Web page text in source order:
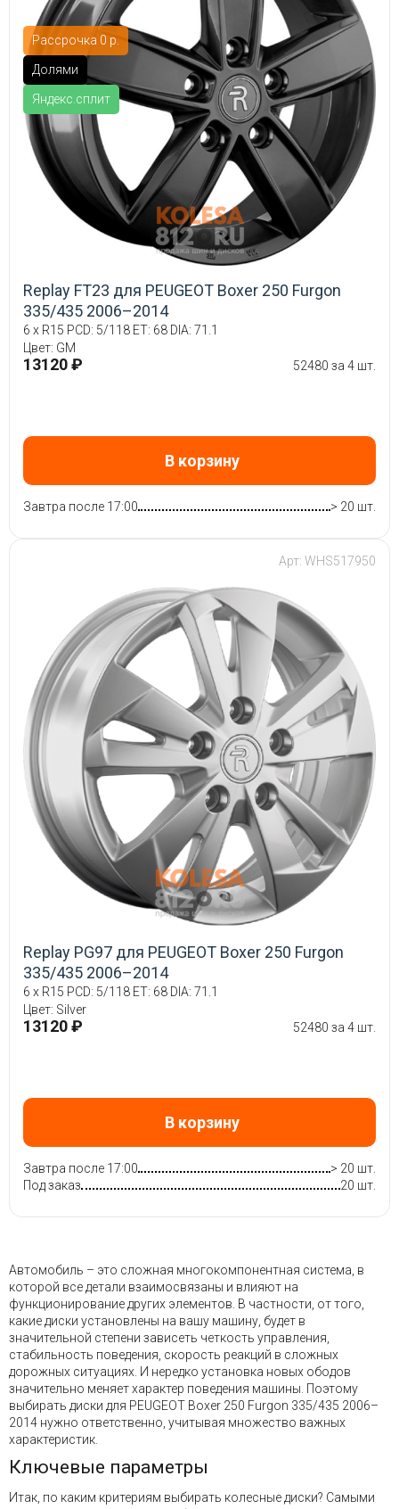
Рассрочка 0 р.
Долями
Яндекс.сплит
Replay FT23 для PEUGEOT Boxer 250 Furgon
335/435 2006–2014
6 x R15 PCD: 5/118 ET: 68 DIA: 71.1
Цвет: GM
13120 ₽ 52480 за 4 шт.
В корзину
Завтра после 17:00 > 20 шт.
Арт: WHS517950
Replay PG97 для PEUGEOT Boxer 250 Furgon
335/435 2006–2014
6 x R15 PCD: 5/118 ET: 68 DIA: 71.1
Цвет: Silver
13120 ₽ 52480 за 4 шт.
В корзину
Завтра после 17:00
> 20 шт.
Под заказ
20 шт.
Автомобиль – это сложная многокомпонентная система, в
которой все детали взаимосвязаны и влияют на
функционирование других элементов. В частности, от того,
какие диски установлены на вашу машину, будет в
значительной степени зависеть четкость управления,
стабильность поведения, скорость реакций в сложных
дорожных ситуациях. И нередко установка новых ободов
значительно меняет характер поведения машины. Поэтому
выбирать диски для PEUGEOT Boxer 250 Furgon 335/435 2006–
2014 нужно ответственно, учитывая множество важных
характеристик.
Ключевые параметры
Итак, по каким критериям выбирать колесные диски? Самыми